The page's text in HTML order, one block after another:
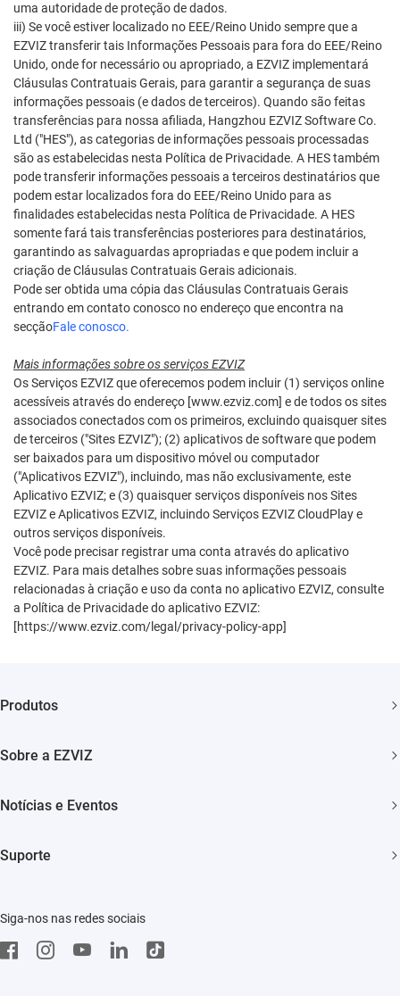
uma autoridade de proteção de dados.
iii) Se você estiver localizado no EEE/Reino Unido sempre que a
EZVIZ transferir tais Informações Pessoais para fora do EEE/Reino
Unido, onde for necessário ou apropriado, a EZVIZ implementará
Cláusulas Contratuais Gerais, para garantir a segurança de suas
informações pessoais (e dados de terceiros). Quando são feitas
transferências para nossa afiliada, Hangzhou EZVIZ Software Co.
Ltd ("HES"), as categorias de informações pessoais processadas
são as estabelecidas nesta Política de Privacidade. A HES também
pode transferir informações pessoais a terceiros destinatários que
podem estar localizados fora do EEE/Reino Unido para as
finalidades estabelecidas nesta Política de Privacidade. A HES
somente fará tais transferências posteriores para destinatários,
garantindo as salvaguardas apropriadas e que podem incluir a
criação de Cláusulas Contratuais Gerais adicionais.
Pode ser obtida uma cópia das Cláusulas Contratuais Gerais
entrando em contato conosco no endereço que encontra na
secçãoFale conosco.
Mais informações sobre os serviços EZVIZ
Os Serviços EZVIZ que oferecemos podem incluir (1) serviços online
acessíveis através do endereço [www.ezviz.com] e de todos os sites
associados conectados com os primeiros, excluindo quaisquer sites
de terceiros ("Sites EZVIZ"); (2) aplicativos de software que podem
ser baixados para um dispositivo móvel ou computador
("Aplicativos EZVIZ"), incluindo, mas não exclusivamente, este
Aplicativo EZVIZ; e (3) quaisquer serviços disponíveis nos Sites
EZVIZ e Aplicativos EZVIZ, incluindo Serviços EZVIZ CloudPlay e
outros serviços disponíveis.
Você pode precisar registrar uma conta através do aplicativo
EZVIZ. Para mais detalhes sobre suas informações pessoais
relacionadas à criação e uso da conta no aplicativo EZVIZ, consulte
a Política de Privacidade do aplicativo EZVIZ:
[https://www.ezviz.com/legal/privacy-policy-app]
Produtos
Camêra Wi-Fi Externa
Casa Inteligente
Sobre a EZVIZ
Trust Center
Notícias e Eventos
Suporte
Downloads
Siga-nos nas redes sociais